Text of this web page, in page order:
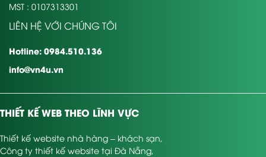
MST : 0107313301
LIÊN HỆ VỚI CHÚNG TÔI
Hotline: 0984.510.136
info@vn4u.vn
THIẾT KẾ WEB THEO LĨNH VỰC
Thiết kế website nhà hàng – khách sạn,
Công ty thiết kế website tại Đà Nẵng,